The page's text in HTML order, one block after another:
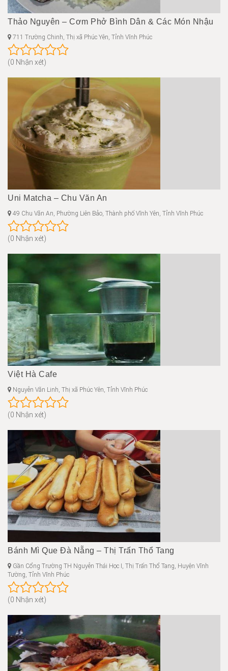
Thảo Nguyên – Cơm Phở Bình Dân & Các Món Nhậu
711 Trường Chinh, Thị xã Phúc Yên, Tỉnh Vĩnh Phúc
(0 Nhận xét)
Uni Matcha – Chu Văn An
49 Chu Văn An, Phường Liên Bảo, Thành phố Vĩnh Yên, Tỉnh Vĩnh Phúc
(0 Nhận xét)
Việt Hà Cafe
Nguyễn Văn Linh, Thị xã Phúc Yên, Tỉnh Vĩnh Phúc
(0 Nhận xét)
Bánh Mì Que Đà Nẵng – Thị Trấn Thổ Tang
Gần Cổng Trường TH Nguyễn Thái Học I, Thị Trấn Thổ Tang, Huyện Vĩnh
Tường, Tỉnh Vĩnh Phúc
(0 Nhận xét)